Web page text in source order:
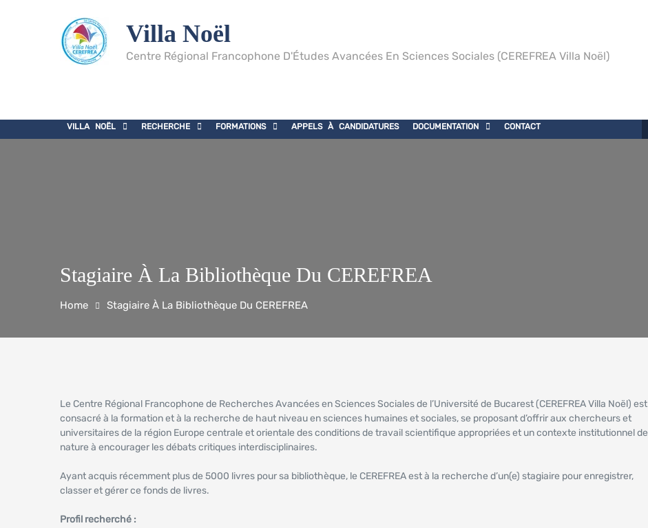
Villa Noël
Centre Régional Francophone D'Études Avancées En Sciences Sociales (CEREFREA Villa Noël)
VILLA NOËL RECHERCHE FORMATIONS APPELS À CANDIDATURES DOCUMENTATION CONTACT
Stagiaire À La Bibliothèque Du CEREFREA
Home Stagiaire À La Bibliothèque Du CEREFREA
Le Centre Régional Francophone de Recherches Avancées en Sciences Sociales de l’Université de Bucarest (CEREFREA Villa Noël) est
consacré à la formation et à la recherche de haut niveau en sciences humaines et sociales, se proposant d’offrir aux chercheurs et
universitaires de la région Europe centrale et orientale des conditions de travail scientifique appropriées et un contexte institutionnel de
nature à encourager les débats critiques interdisciplinaires.
Ayant acquis récemment plus de 5000 livres pour sa bibliothèque, le CEREFREA est à la recherche d’un(e) stagiaire pour enregistrer,
classer et gérer ce fonds de livres.
Profil recherché :